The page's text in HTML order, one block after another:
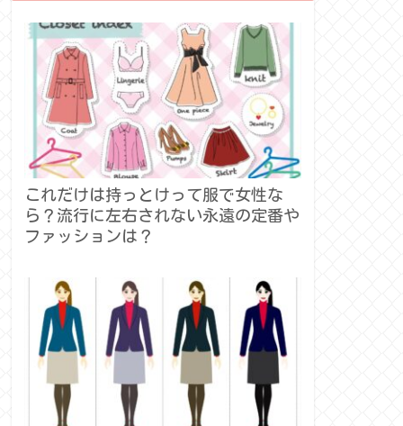
これだけは持っとけって服で女性な
ら？流行に左右されない永遠の定番や
ファッションは？